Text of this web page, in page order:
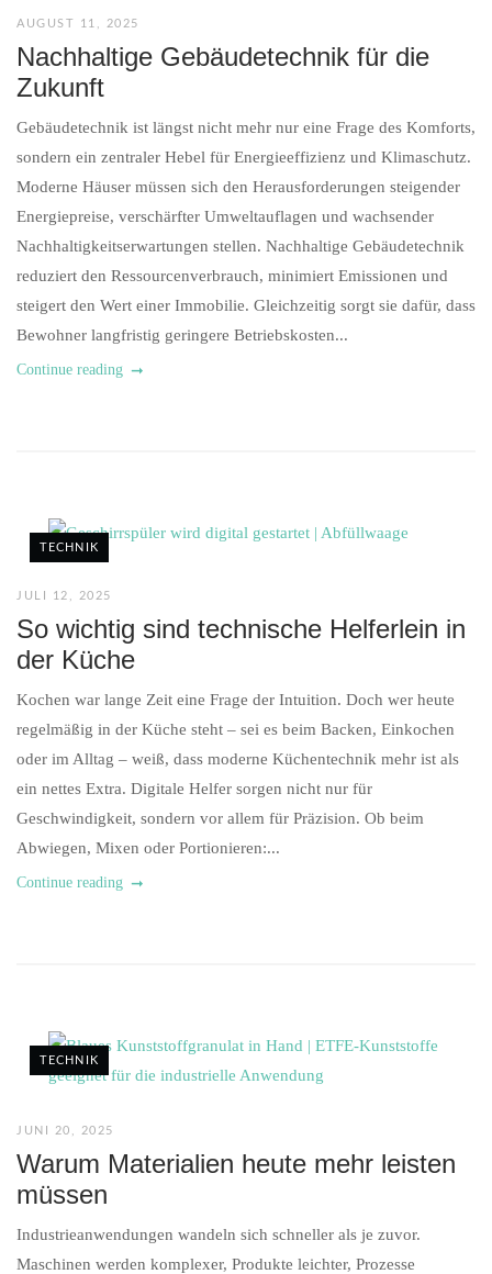
AUGUST 11, 2025
Nachhaltige Gebäudetechnik für die
Zukunft
Gebäudetechnik ist längst nicht mehr nur eine Frage des Komforts,
sondern ein zentraler Hebel für Energieeffizienz und Klimaschutz.
Moderne Häuser müssen sich den Herausforderungen steigender
Energiepreise, verschärfter Umweltauflagen und wachsender
Nachhaltigkeitserwartungen stellen. Nachhaltige Gebäudetechnik
reduziert den Ressourcenverbrauch, minimiert Emissionen und
steigert den Wert einer Immobilie. Gleichzeitig sorgt sie dafür, dass
Bewohner langfristig geringere Betriebskosten...
Continue reading
TECHNIK
JULI 12, 2025
So wichtig sind technische Helferlein in
der Küche
Kochen war lange Zeit eine Frage der Intuition. Doch wer heute
regelmäßig in der Küche steht – sei es beim Backen, Einkochen
oder im Alltag – weiß, dass moderne Küchentechnik mehr ist als
ein nettes Extra. Digitale Helfer sorgen nicht nur für
Geschwindigkeit, sondern vor allem für Präzision. Ob beim
Abwiegen, Mixen oder Portionieren:...
Continue reading
TECHNIK
JUNI 20, 2025
Warum Materialien heute mehr leisten
müssen
Industrieanwendungen wandeln sich schneller als je zuvor.
Maschinen werden komplexer, Produkte leichter, Prozesse